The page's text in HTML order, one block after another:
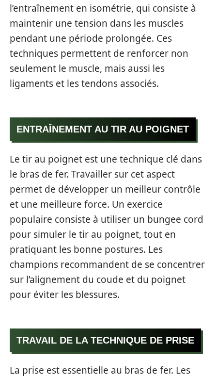
l’entraînement en isométrie, qui consiste à
maintenir une tension dans les muscles
pendant une période prolongée. Ces
techniques permettent de renforcer non
seulement le muscle, mais aussi les
ligaments et les tendons associés.
ENTRAÎNEMENT AU TIR AU POIGNET
Le tir au poignet est une technique clé dans
le bras de fer. Travailler sur cet aspect
permet de développer un meilleur contrôle
et une meilleure force. Un exercice
populaire consiste à utiliser un bungee cord
pour simuler le tir au poignet, tout en
pratiquant les bonne postures. Les
champions recommandent de se concentrer
sur l’alignement du coude et du poignet
pour éviter les blessures.
TRAVAIL DE LA TECHNIQUE DE PRISE
La prise est essentielle au bras de fer. Les